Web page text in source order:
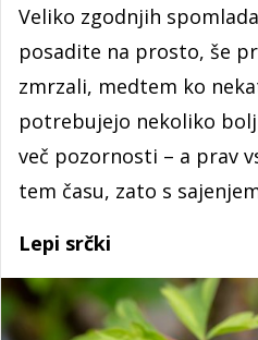
Veliko zgodnjih
posadite na prosto, še
zmrzali, medtem ko
potrebujejo nekoliko
več pozornosti – a prav
tem času, zato s
Lepi srčki